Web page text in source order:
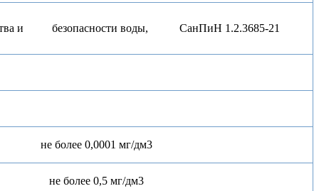
и безопасности воды, СанПиН 1.2.3685-21
не более 0,0001 мг/дм3
не более 0,5 мг/дм3